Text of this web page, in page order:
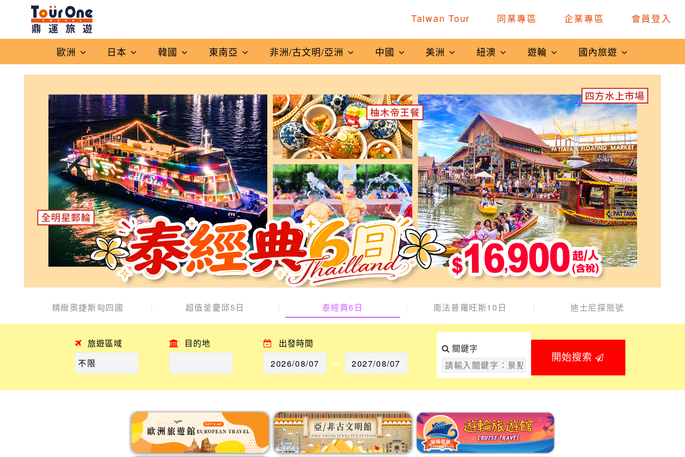
Taiwan Tour 同業專區 企業專區 會員登入
歐洲 日本 韓國 東南亞 非洲/古文明/亞洲 中國 美洲 紐澳 遊輪 國內旅遊
精緻奧捷斯匈四國 超值釜慶邱5日 泰經典6日 南法普羅旺斯10日 迪士尼探險號
旅遊區域 目的地 出發時間 關鍵字
開始搜索